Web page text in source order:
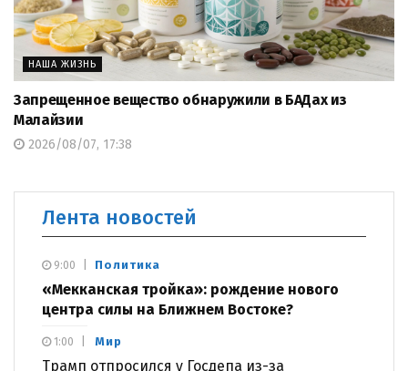
НАША ЖИЗНЬ
Запрещенное вещество обнаружили в БАДах из
Малайзии
2026/08/07, 17:38
Лента новостей
Политика
«Мекканская тройка»: рождение нового
центра силы на Ближнем Востоке?
9:00
Мир
Трамп отпросился у Госдепа из-за
1:00